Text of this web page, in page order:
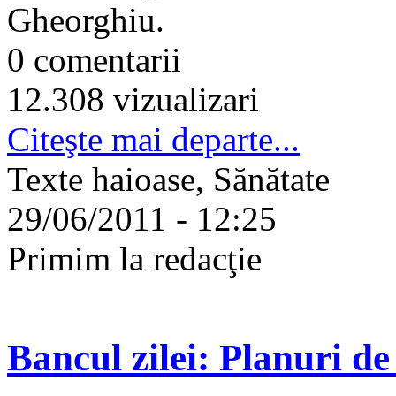
Gheorghiu.
0 comentarii
12.308 vizualizari
Citeşte mai departe...
Texte haioase, Sănătate
29/06/2011 - 12:25
Primim la redacţie
Bancul zilei: Planuri